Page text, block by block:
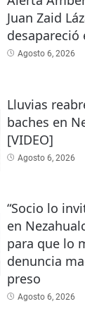
Juan Zaid
desapareció
Agosto 6, 2026
Lluvias
baches en
[VIDEO]
Agosto 6, 2026
“Socio lo
en
para que lo
denuncia
preso
Agosto 6, 2026